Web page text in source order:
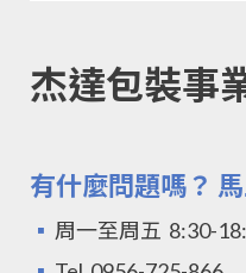
杰達包裝事
有什麼問題嗎？
▪ 周一至周五 8:30-